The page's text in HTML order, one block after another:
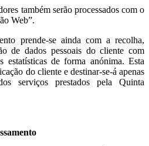
também serão processados com o
Web”.
prende-se ainda com a recolha,
de dados pessoais do cliente com
estatísticas de forma anónima. Esta
do cliente e destinar-se-á apenas
serviços prestados pela Quinta